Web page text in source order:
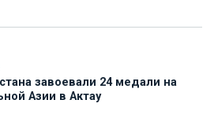
завоевали 24 медали на
Азии в Актау